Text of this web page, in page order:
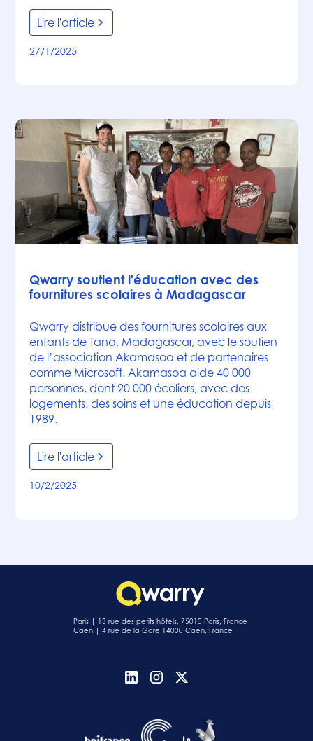
Lire l'article
27/1/2025
Qwarry soutient l'éducation avec des
fournitures scolaires à Madagascar
Qwarry distribue des fournitures scolaires aux
enfants de Tana, Madagascar, avec le soutien
de l’association Akamasoa et de partenaires
comme Microsoft. Akamasoa aide 40 000
personnes, dont 20 000 écoliers, avec des
logements, des soins et une éducation depuis
1989.
Lire l'article
10/2/2025
Paris | 13 rue des petits hôtels, 75010 Paris, France
Caen | 4 rue de la Gare 14000 Caen, France